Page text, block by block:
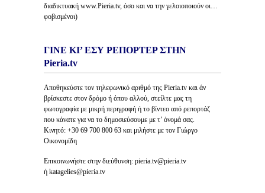
διαδικτυακή www.Pieria.tv, όσο και να την γελοιοποιούν οι…
φοβισμένοι)
ΓΙΝΕ ΚΙ’ ΕΣΥ ΡΕΠΟΡΤΕΡ ΣΤΗΝ
Pieria.tv
Αποθηκεύστε τον τηλεφωνικό αριθμό της Pieria.tv και άν
βρίσκεστε στον δρόμο ή όπου αλλού, στείλτε μας τη
φωτογραφία με μικρή περιγραφή ή το βίντεο από ρεπορτάζ
που κάνατε για να το δημοσιεύσουμε με τ’ όνομά σας.
Κινητό: +30 69 700 800 63 και μιλήστε με τον Γιώργο
Οικονομίδη
Επικοινωνήστε στην διεύθυνση: pieria.tv@pieria.tv
ή katagelies@pieria.tv